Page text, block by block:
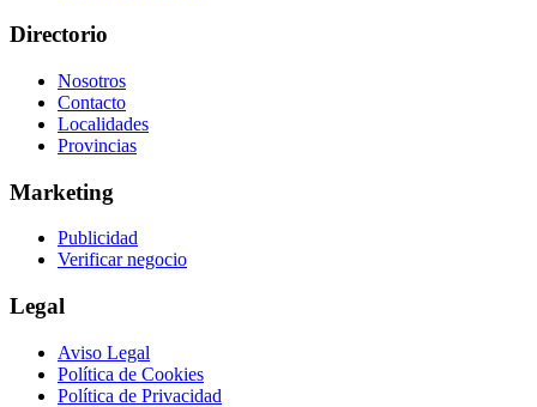
Directorio
Nosotros
Contacto
Localidades
Provincias
Marketing
Publicidad
Verificar negocio
Legal
Aviso Legal
Política de Cookies
Política de Privacidad